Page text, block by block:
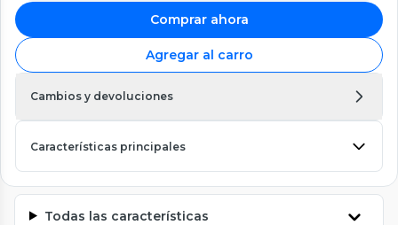
Comprar ahora
Agregar al carro
Cambios y devoluciones
Características principales
Todas las características